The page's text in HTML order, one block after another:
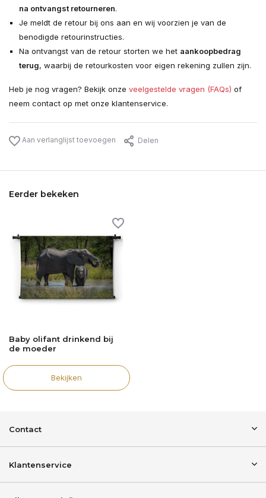
na ontvangst retourneren.
Je meldt de retour bij ons aan en wij voorzien je van de
benodigde retourinstructies.
Na ontvangst van de retour storten we het aankoopbedrag
terug, waarbij de retourkosten voor eigen rekening zullen zijn.
Heb je nog vragen? Bekijk onze veelgestelde vragen (FAQs) of
neem contact op met onze klantenservice.
Aan verlanglijst toevoegen Delen
Eerder bekeken
Baby olifant drinkend bij
de moeder
Bekijken
Contact
Klantenservice